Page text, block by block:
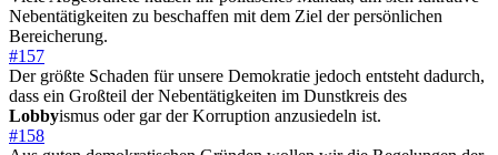
Nebentätigkeiten zu beschaffen mit dem Ziel der persönlichen
Bereicherung.
#157
Der größte Schaden für unsere Demokratie jedoch entsteht dadurch,
dass ein Großteil der Nebentätigkeiten im Dunstkreis des
Lobbyismus oder gar der Korruption anzusiedeln ist.
#158